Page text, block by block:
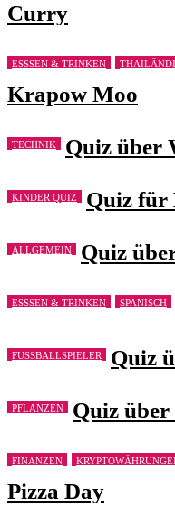
Curry
ESSSEN & TRINKEN
Krapow Moo
TECHNIK Quiz über
KINDER QUIZ Quiz für
ALLGEMEIN Quiz
ESSSEN & TRINKEN SPANISCH
FUSSBALLSPIELER Quiz
PFLANZEN Quiz über
FINANZEN
Pizza Day